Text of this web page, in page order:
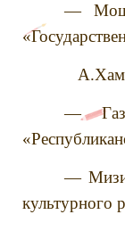
—
—
—
культурного